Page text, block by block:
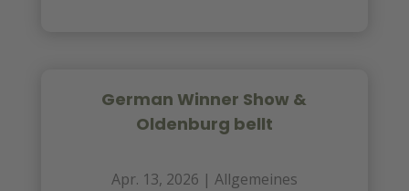
German Winner Show &
Oldenburg bellt
Apr. 13, 2026 | Allgemeines